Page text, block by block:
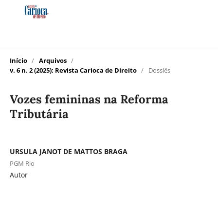
Início / Arquivos /
v. 6 n. 2 (2025): Revista Carioca de Direito / Dossiês
Vozes femininas na Reforma
Tributária
URSULA JANOT DE MATTOS BRAGA
PGM Rio
Autor